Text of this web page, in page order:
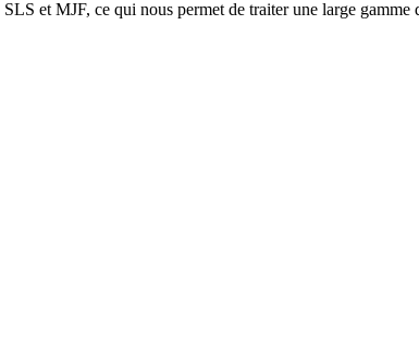
et MJF, ce qui nous permet de traiter une large gamme